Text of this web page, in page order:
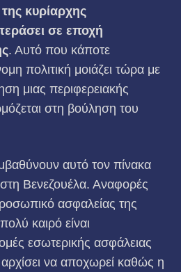
κυρίαρχης
σε εποχή
. Αυτό που κάποτε
πολιτική μοιάζει τώρα με
μιας περιφερειακής
στη βούληση του
αυτό τον πίνακα
Βενεζουέλα. Αναφορές
ασφαλείας της
καιρό είναι
εσωτερικής ασφάλειας
αρχίσει να αποχωρεί καθώς η